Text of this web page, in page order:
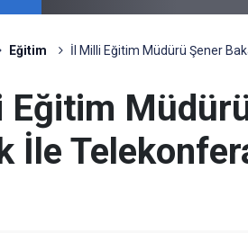
Eğitim İl Milli Eğitim Müdürü Şener
İle